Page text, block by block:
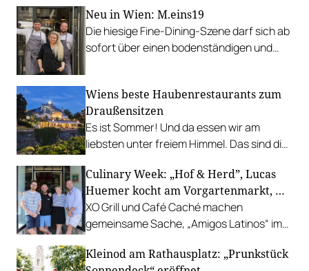
Neu in Wien: M.eins19
Die hiesige Fine-Dining-Szene darf sich ab
sofort über einen bodenständigen und
Wiens beste Haubenrestaurants zum
Draußensitzen
Es ist Sommer! Und da essen wir am
liebsten unter freiem Himmel. Das sind die
Gastgarten.
Culinary Week: „Hof & Herd”, Lucas
Huemer kocht am Vorgartenmarkt, …
XO Grill und Café Caché machen
gemeinsame Sache, „Amigos Latinos“ im
Richard Rauch kocht in der Riederalm
Kleinod am Rathausplatz: „Prunkstück